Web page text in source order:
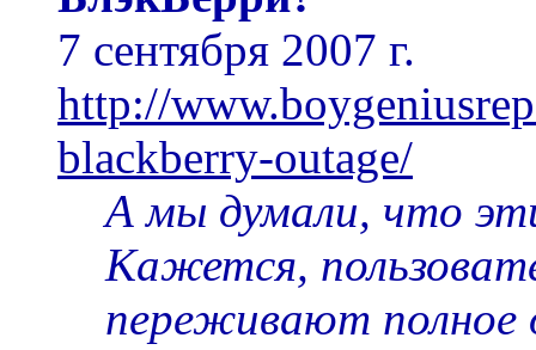
7 сентября 2007 г.
http://
blackberry-outage/
А мы думали, что
Кажется,
переживают полное